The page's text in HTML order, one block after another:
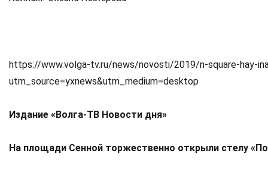
https://www.volga-tv.ru/news/novosti/2019/n-square-hay-
utm_source=yxnews&utm_medium=desktop
Издание «Волга-ТВ Новости дня»
На площади Сенной торжественно открыли стелу